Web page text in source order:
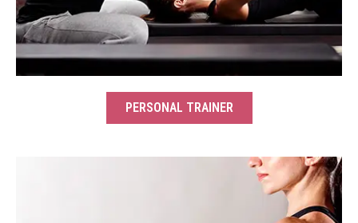
PERSONAL TRAINER